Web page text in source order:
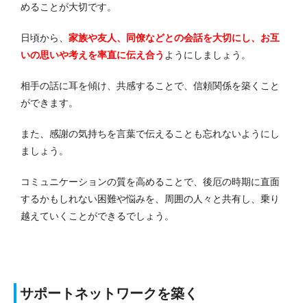
めることが大切です。
日頃から、 家族や友人、同僚などとの会話を大切にし、お互
いの思いや考えを率直に伝え合う ようにしましょう。
相手の話に耳を傾け、共感することで、信頼関係を築くこと
ができます。
また、感謝の気持ちを言葉で伝えることも忘れないようにし
ましょう。
コミュニケーションの質を高めることで、後厄の時期に直面
するかもしれない困難や悩みを、周囲の人々と共有し、乗り
越えていくことができるでしょう。
サポートネットワークを築く